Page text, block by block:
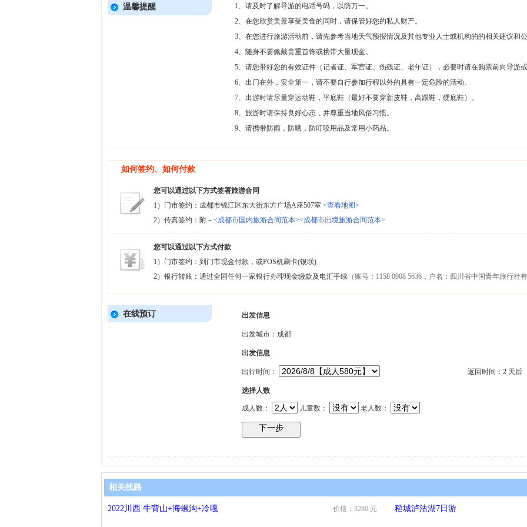
温馨提醒
1、请及时了解导游的电话号码，以防万一。
2、在您欣赏美景享受美食的同时，请保管好您的私人财产。
3、在您进行旅游活动前，请先参考当地天气预报情况及其他专业人士或机构的的相关建议和公
4、随身不要佩戴贵重首饰或携带大量现金。
5、请您带好您的有效证件（记者证、军官证、伤残证、老年证），必要时请在购票前向导游或
6、出门在外，安全第一，请不要自行参加行程以外的具有一定危险的活动。
7、出游时请尽量穿运动鞋，平底鞋（最好不要穿新皮鞋，高跟鞋，硬底鞋）。
8、旅游时请保持良好心态，并尊重当地风俗习惯。
9、请携带防雨，防晒，防叮咬用品及常用小药品。
如何签约、如何付款
您可以通过以下方式签署旅游合同
1）门市签约：成都市锦江区东大街东方广场A座507室 <查看地图>
2）传真签约：附－ <成都市国内旅游合同范本><成都市出境旅游合同范本>
您可以通过以下方式付款
1）门市签约：到门市现金付款，或POS机刷卡(银联)
2）银行转账：通过全国任何一家银行办理现金缴款及电汇手续（账号：1158 0908 5636，户名：四川省中国青年旅行社
在线预订 出发信息
出发城市：成都
出发信息
出行时间： 返回时间：2 天后
选择人数
成人数： 儿童数： 老人数：
相关线路
2022川西 牛背山+海螺沟+冷嘎 价格：3280 元 稻城泸沽湖7日游